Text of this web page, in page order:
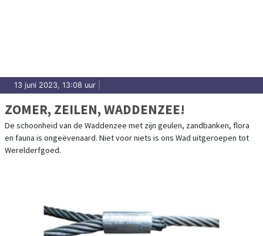
13 juni 2023, 13:08 uur
ZOMER, ZEILEN, WADDENZEE!
De schoonheid van de Waddenzee met zijn geulen, zandbanken, flora
en fauna is ongeëvenaard. Niet voor niets is ons Wad uitgeroepen tot
Werelderfgoed.